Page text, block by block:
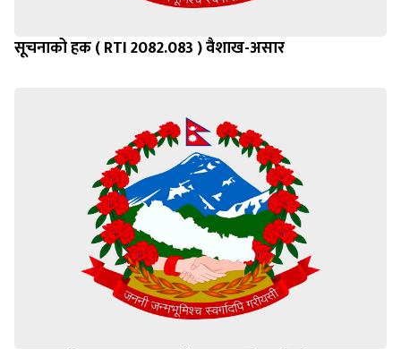
सूचनाको हक ( RTI 2082.083 ) वैशाख-असार